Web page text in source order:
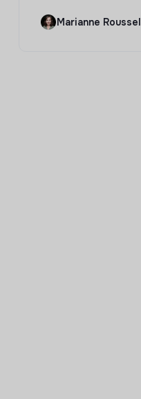
Marianne Roussel